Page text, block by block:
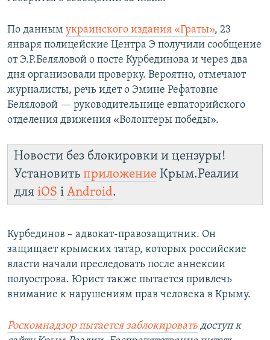
По данным украинского издания «Граты», 23
января полицейские Центра Э получили сообщение
от Э.Р.Беляловой о посте Курбединова и через два
дня организовали проверку. Вероятно, отмечают
журналисты, речь идет о Эмине Рефатовне
Беляловой — руководительнице евпаторийского
отделения движения «Волонтеры победы».
Новости без блокировки и цензуры!
Установить приложение Крым.Реалии
для iOS і Android.
Курбединов – адвокат-правозащитник. Он
защищает крымских татар, которых российские
власти начали преследовать после аннексии
полуострова. Юрист также пытается привлечь
внимание к нарушениям прав человека в Крыму.
Роскомнадзор пытается заблокировать доступ к